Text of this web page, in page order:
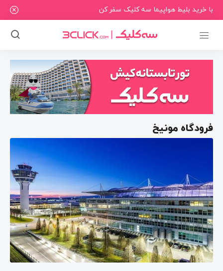
با خرید بلیط هواپیما سه کلیک سفر کن
فرودگاه مونیخ